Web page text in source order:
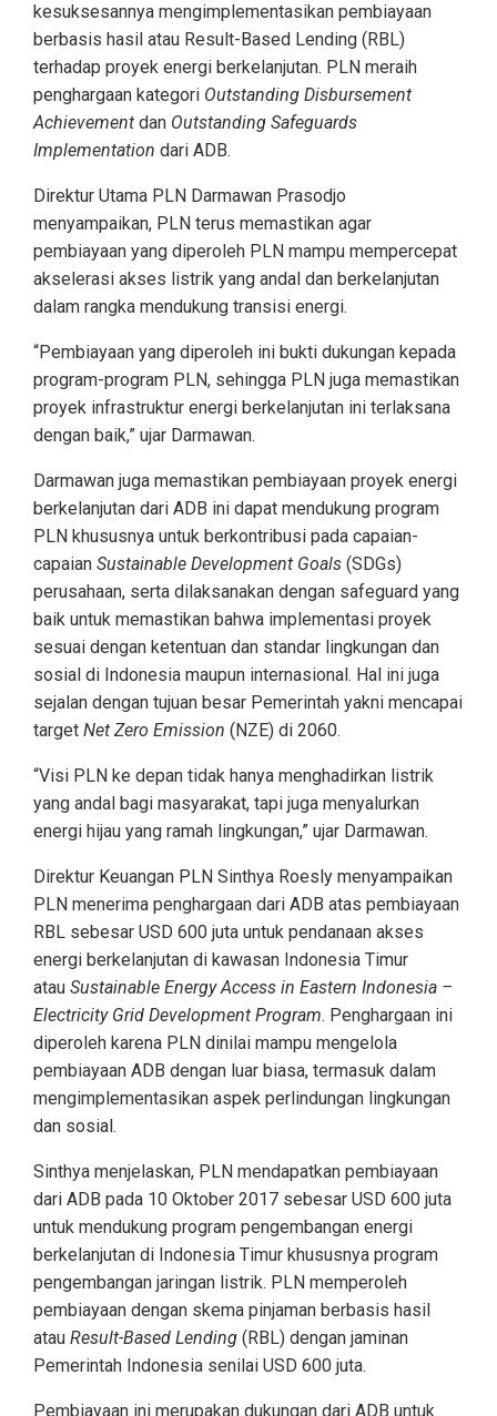
kesuksesannya mengimplementasikan pembiayaan
berbasis hasil atau Result-Based Lending (RBL)
terhadap proyek energi berkelanjutan. PLN meraih
penghargaan kategori Outstanding Disbursement
Achievement dan Outstanding Safeguards
Implementation dari ADB.
Direktur Utama PLN Darmawan Prasodjo
menyampaikan, PLN terus memastikan agar
pembiayaan yang diperoleh PLN mampu mempercepat
akselerasi akses listrik yang andal dan berkelanjutan
dalam rangka mendukung transisi energi.
“Pembiayaan yang diperoleh ini bukti dukungan kepada
program-program PLN, sehingga PLN juga memastikan
proyek infrastruktur energi berkelanjutan ini terlaksana
dengan baik,” ujar Darmawan.
Darmawan juga memastikan pembiayaan proyek energi
berkelanjutan dari ADB ini dapat mendukung program
PLN khususnya untuk berkontribusi pada capaian-
capaian Sustainable Development Goals (SDGs)
perusahaan, serta dilaksanakan dengan safeguard yang
baik untuk memastikan bahwa implementasi proyek
sesuai dengan ketentuan dan standar lingkungan dan
sosial di Indonesia maupun internasional. Hal ini juga
sejalan dengan tujuan besar Pemerintah yakni mencapai
target Net Zero Emission (NZE) di 2060.
“Visi PLN ke depan tidak hanya menghadirkan listrik
yang andal bagi masyarakat, tapi juga menyalurkan
energi hijau yang ramah lingkungan,” ujar Darmawan.
Direktur Keuangan PLN Sinthya Roesly menyampaikan
PLN menerima penghargaan dari ADB atas pembiayaan
RBL sebesar USD 600 juta untuk pendanaan akses
energi berkelanjutan di kawasan Indonesia Timur
atau Sustainable Energy Access in Eastern Indonesia –
Electricity Grid Development Program. Penghargaan ini
diperoleh karena PLN dinilai mampu mengelola
pembiayaan ADB dengan luar biasa, termasuk dalam
mengimplementasikan aspek perlindungan lingkungan
dan sosial.
Sinthya menjelaskan, PLN mendapatkan pembiayaan
dari ADB pada 10 Oktober 2017 sebesar USD 600 juta
untuk mendukung program pengembangan energi
berkelanjutan di Indonesia Timur khususnya program
pengembangan jaringan listrik. PLN memperoleh
pembiayaan dengan skema pinjaman berbasis hasil
atau Result-Based Lending (RBL) dengan jaminan
Pemerintah Indonesia senilai USD 600 juta.
Pembiayaan ini merupakan dukungan dari ADB untuk